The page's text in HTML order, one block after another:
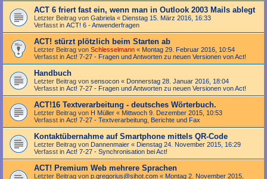
ACT 6 friert fast ein, wenn man in Outlook 2003 Mails ablegt
Letzter Beitrag von Gabriela « Dienstag 15. März 2016, 16:33
Verfasst in ACT! 6 - Anwender­fragen
ACT! stürzt plötzlich beim Starten ab
Letzter Beitrag von Schlesselmann « Montag 29. Februar 2016, 10:54
Verfasst in Act! 7-27 - Fragen und Antworten zu neuen Versionen von Act!
Handbuch
Letzter Beitrag von sensocon « Donnerstag 28. Januar 2016, 18:04
Verfasst in Act! 7-27 - Fragen und Antworten zu neuen Versionen von Act!
ACT!16 Textverarbeitung - deutsches Wörterbuch.
Letzter Beitrag von H Müller « Mittwoch 9. Dezember 2015, 10:53
Verfasst in Act! 7-27 - Text­­ver­arbei­tung, Berichte und Fax
Kontaktübernahme auf Smartphone mittels QR-Code
Letzter Beitrag von Dannenmaier « Dienstag 24. November 2015, 16:29
Verfasst in Act! 7-27 - Synchronisation bei Act!
ACT! Premium Web mehrere Sprachen
Letzter Beitrag von p.gregorius@sihot.com « Montag 2. November 2015,